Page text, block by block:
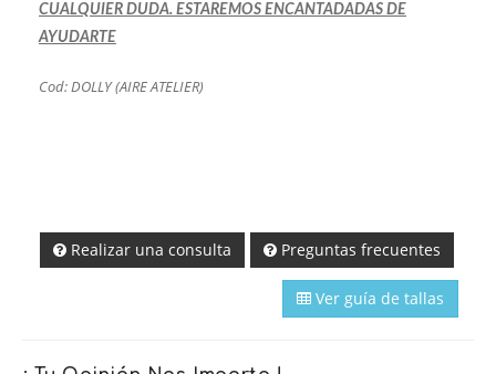
CUALQUIER DUDA. ESTAREMOS ENCANTADADAS DE
AYUDARTE
Cod: DOLLY (AIRE ATELIER)
Realizar una consulta Preguntas frecuentes
Ver guía de tallas